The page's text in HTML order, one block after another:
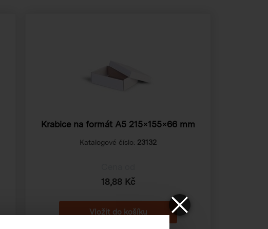
Krabice na formát A5 215×155×66 mm
Katalogové číslo: 23132
18,88 Kč